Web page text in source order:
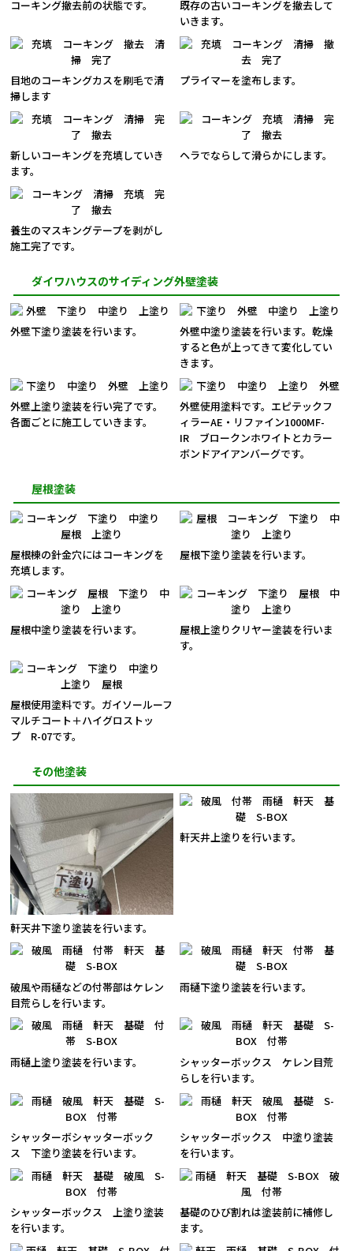
コーキング撤去前の状態です。
既存の古いコーキングを撤去して
いきます。
目地のコーキングカスを刷毛で清
掃します
プライマーを塗布します。
新しいコーキングを充填していき
ます。
ヘラでならして滑らかにします。
養生のマスキングテープを剥がし
施工完了です。
ダイワハウスのサイディング外壁塗装
外壁下塗り塗装を行います。
外壁中塗り塗装を行います。乾燥
すると色が上ってきて変化してい
きます。
外壁上塗り塗装を行い完了です。
各面ごとに施工していきます。
外壁使用塗料です。エピテックフ
ィラーAE・リファイン1000MF-
IR ブロークンホワイトとカラー
ボンドアイアンバーグです。
屋根塗装
屋根棟の針金穴にはコーキングを
充填します。
屋根下塗り塗装を行います。
屋根中塗り塗装を行います。
屋根上塗りクリヤー塗装を行いま
す。
屋根使用塗料です。ガイソールーフ
マルチコート＋ハイグロストッ
プ R-07です。
その他塗装
軒天井下塗り塗装を行います。
軒天井上塗りを行います。
破風や雨樋などの付帯部はケレン
目荒らしを行います。
雨樋下塗り塗装を行います。
雨樋上塗り塗装を行います。
シャッターボックス ケレン目荒
らしを行います。
シャッターボシャッターボック
ス 下塗り塗装を行います。
シャッターボックス 中塗り塗装
を行います。
シャッターボックス 上塗り塗装
を行います。
基礎のひび割れは塗装前に補修し
ます。